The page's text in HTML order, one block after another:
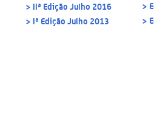
> IIª Edição Julho 2016
> Iª Edição Julho 2013
>
>